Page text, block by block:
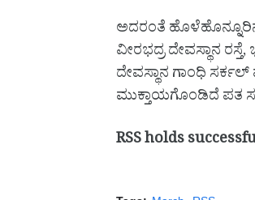
ಅದರಂತೆ
ವೀರಭದ್ರ ದೇವಸ್ಥಾನ
ದೇವಸ್ಥಾನ ಗಾಂಧಿ
ಮುಕ್ತಾಯಗೊಂಡಿದೆ ಪತ
RSS holds